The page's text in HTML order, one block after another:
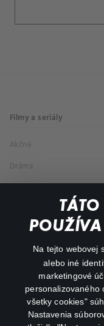
POUŽÍVA
Na tejto webovej
alebo iné
marketingové
personalizovaného
všetky cookies"
Nastavenia
Filmy a seriály
Akčné
Dráma
O aplikácii Canal+